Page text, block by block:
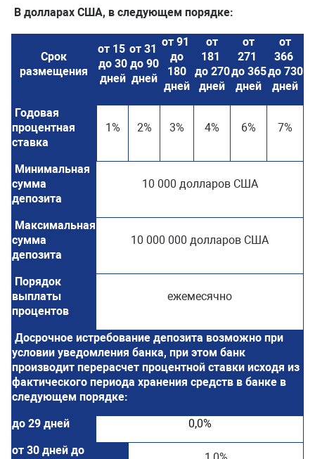
В долларах США, в следующем порядке:
Срок
размещения
от 15
до 30
дней
от 31
до 90
дней
от 91
до
180
дней
от
181
до 270
дней
от
271
до 365
дней
от
366
до 730
дней
Годовая
процентная
ставка
1% 2% 3% 4% 6% 7%
Минимальная
сумма
депозита
10 000 долларов США
Максимальная
сумма
депозита
10 000 000 долларов США
Порядок
выплаты
процентов
ежемесячно
Досрочное истребование депозита возможно при
условии уведомления банка, при этом банк
производит перерасчет процентной ставки исходя из
фактического периода хранения средств в банке в
следующем порядке:
до 29 дней
0,0%
от 30 дней до